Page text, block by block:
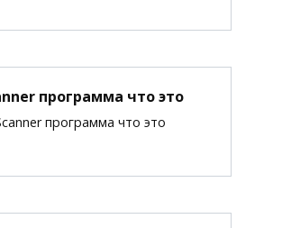
программа что это
программа что это